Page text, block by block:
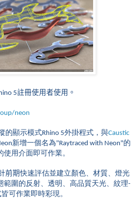
5註冊使用者使用。
neon
的顯示模式Rhino 5外掛程式，與Caustic
新增一個名為"Raytraced with Neon"的
用介面即可作業。
前期快速評估並建立顏色、材質、燈光
範圍的反射、透明、高品質天光、紋理-
可作業即時彩現。